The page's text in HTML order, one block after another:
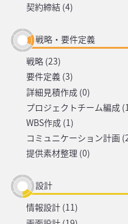
契約締結 (4)
戦略・要件定義
戦略 (23)
要件定義 (3)
詳細見積作成 (0)
プロジェクトチーム編成
WBS作成 (1)
コミュニケーション計画
提供素材整理 (0)
設計
情報設計 (11)